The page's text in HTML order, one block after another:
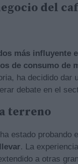
del
más influyente
de consumo de
ha decidido
debate en el
terreno
estado probando
. La
a otras